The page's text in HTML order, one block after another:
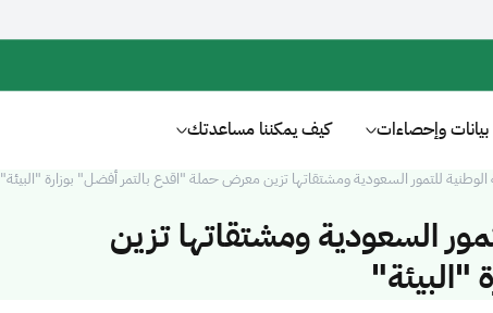
بيانات وإحصاءات كيف يمكننا مساعدتك
للتمور السعودية ومشتقاتها تزين معرض حملة "اقدع بالتمر أفضل" بوزارة "البيئة"
السعودية ومشتقاتها تزين